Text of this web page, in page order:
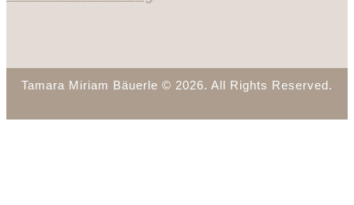
Tamara Miriam Bäuerle © 2026. All Rights Reserved.